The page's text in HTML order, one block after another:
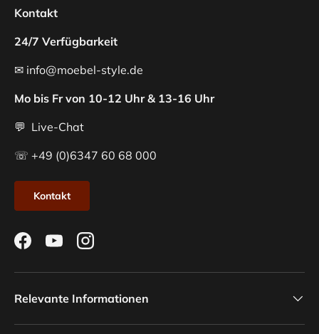
Kontakt
24/7 Verfügbarkeit
✉ info@moebel-style.de
Mo bis Fr von 10-12 Uhr & 13-16 Uhr
💬 Live-Chat
☏ +49 (0)6347 60 68 000
Kontakt
FacebookYouTubeInstagram
Relevante Informationen